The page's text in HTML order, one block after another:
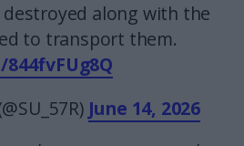
along with the
to transport them.
June 14, 2026